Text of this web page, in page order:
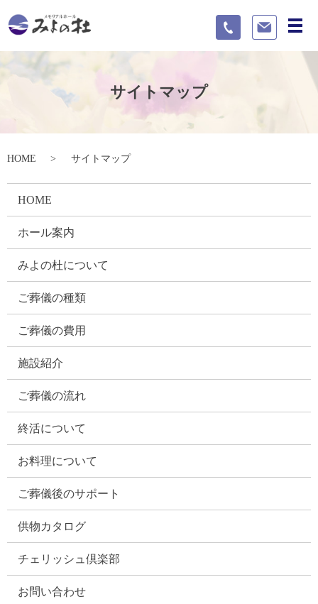
メ
サイトマップ
HOME サイトマップ
HOME
ホール案内
みよの杜について
ご葬儀の種類
ご葬儀の費用
施設紹介
ご葬儀の流れ
終活について
お料理について
ご葬儀後のサポート
供物カタログ
チェリッシュ倶楽部
お問い合わせ